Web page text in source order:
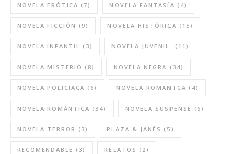
NOVELA ERÓTICA (7) NOVELA FANTASÍA (4)
NOVELA FICCIÓN (9) NOVELA HISTÓRICA (15)
NOVELA INFANTIL (3) NOVELA JUVENIL. (11)
NOVELA MISTERIO (8) NOVELA NEGRA (34)
NOVELA POLICIACA (6) NOVELA ROMÁNTCA (4)
NOVELA ROMÁNTICA (34) NOVELA SUSPENSE (6)
NOVELA TERROR (3) PLAZA & JANÉS (5)
RECOMENDABLE (3) RELATOS (2)